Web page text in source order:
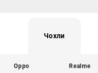
Чохли
Oppo Realme